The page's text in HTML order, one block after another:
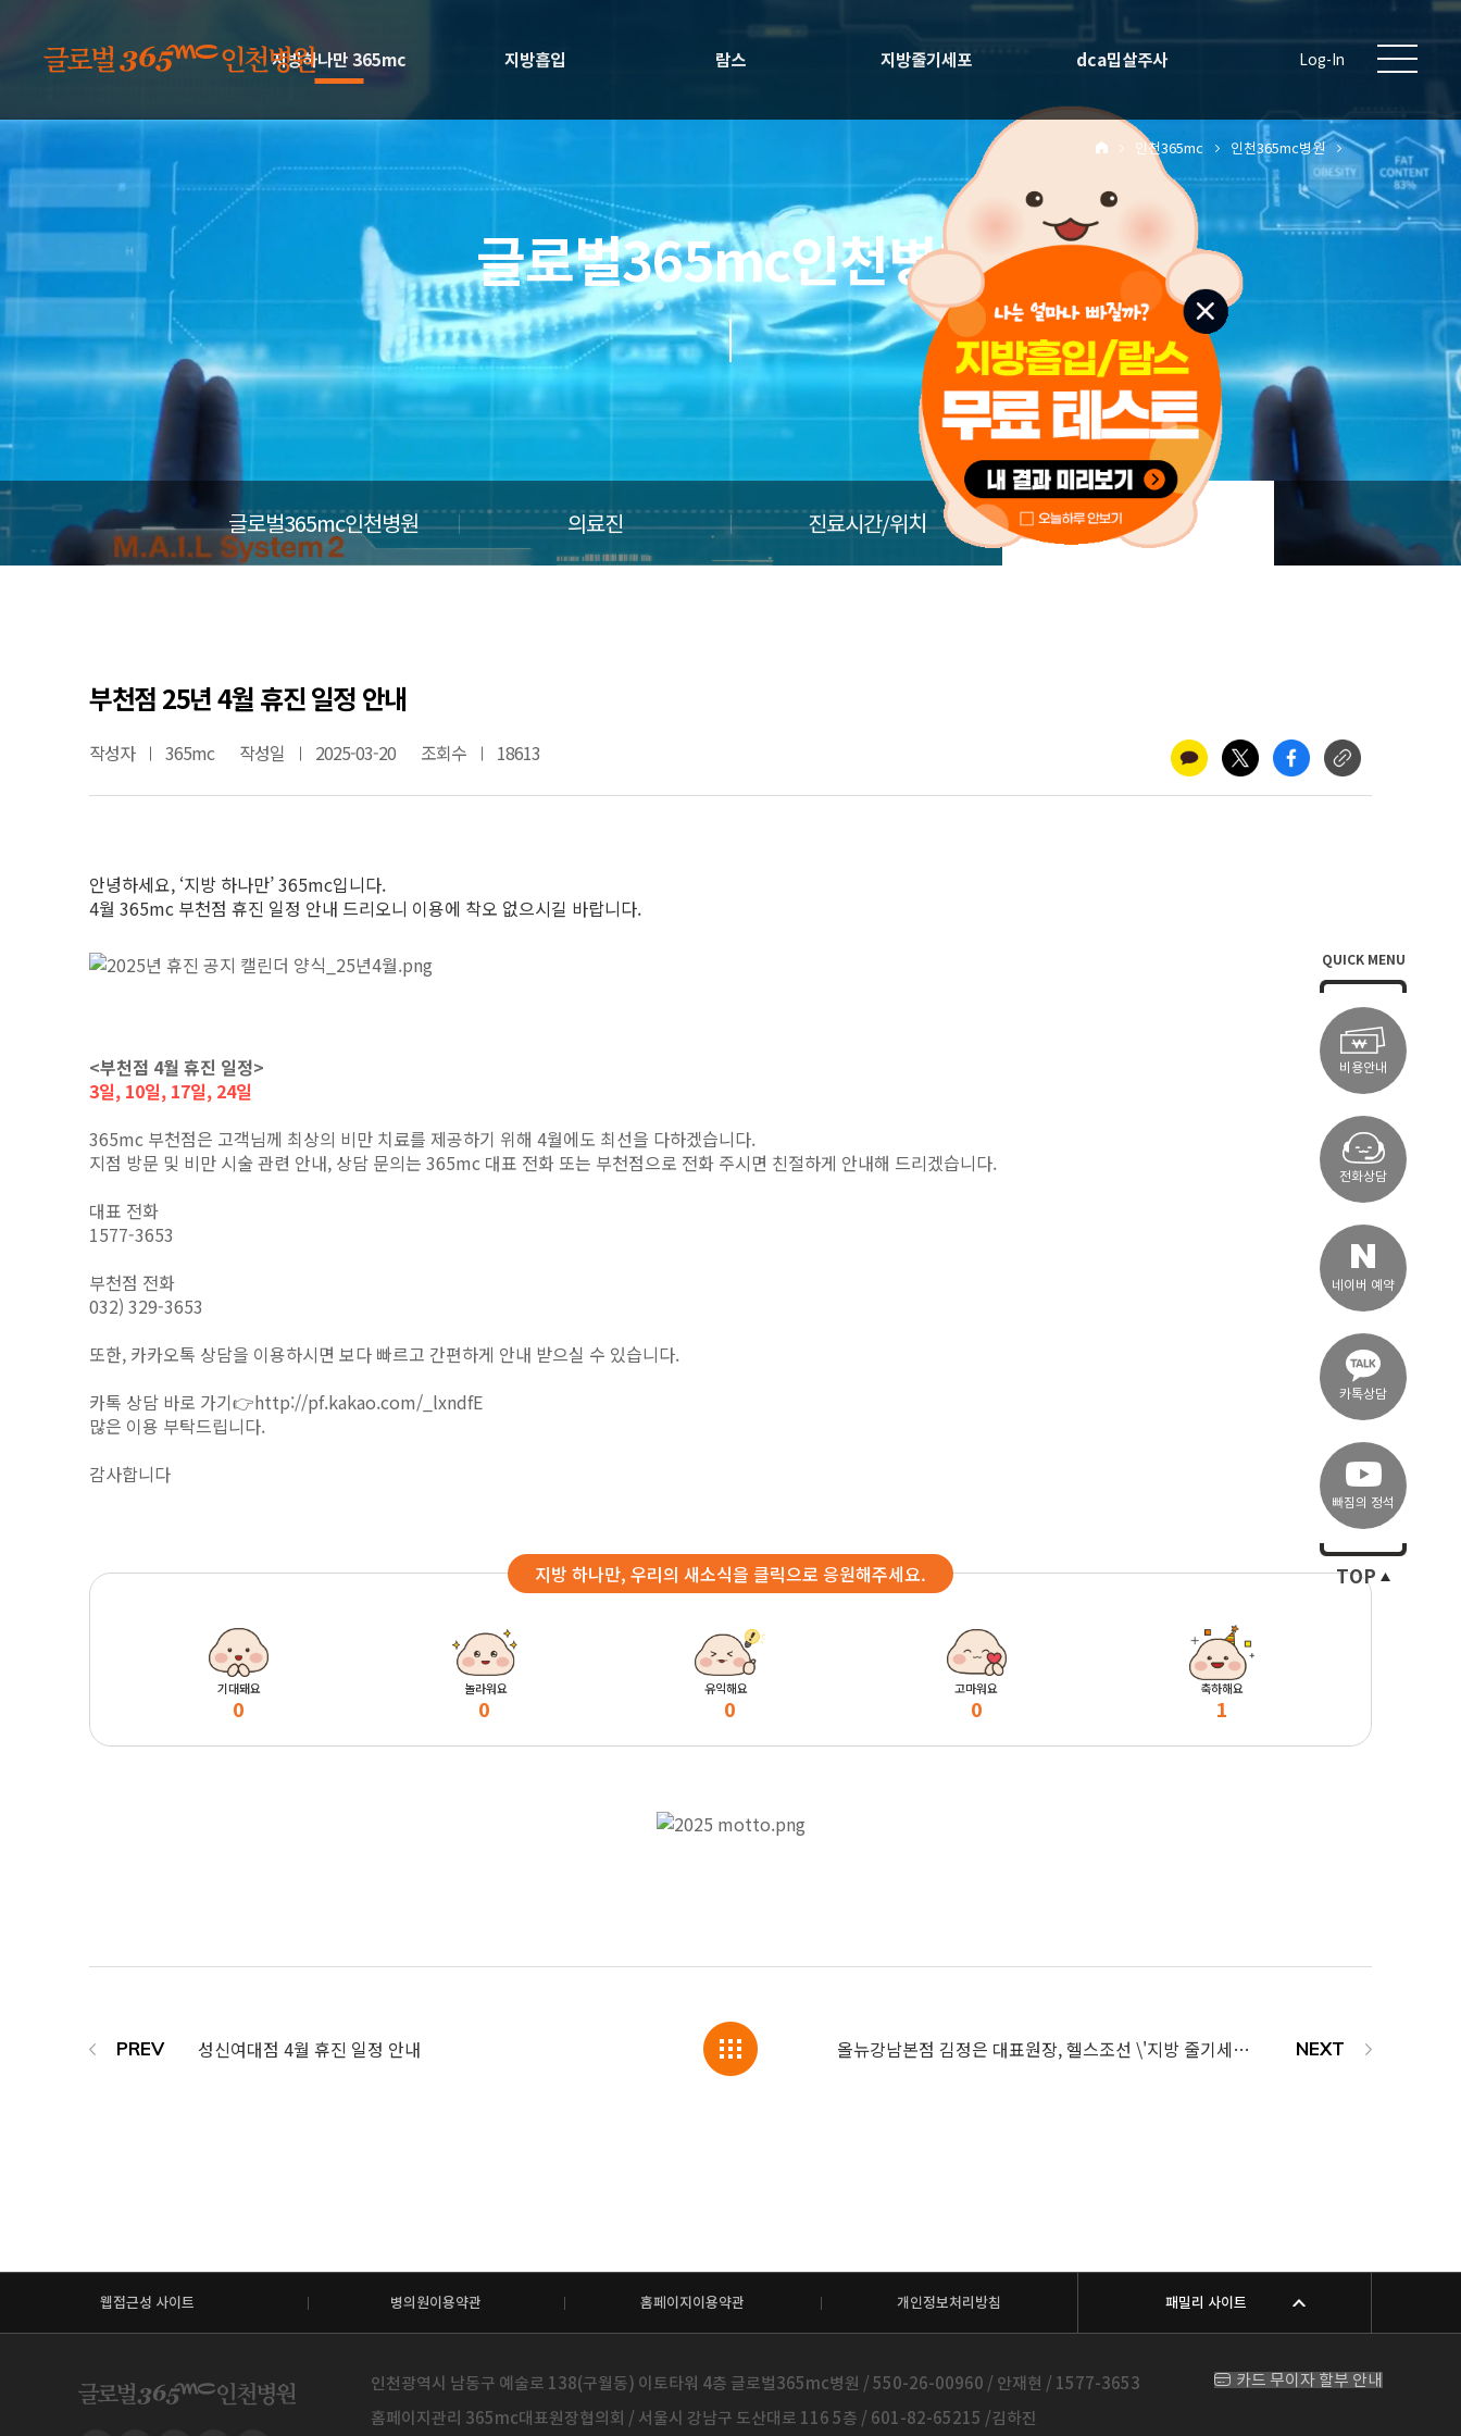
지방하나만 365mc 지방흡입 람스 지방줄기세포 dca밉살주사 Log-In
인천365mc 인천365mc병원
글로벌365mc인천병원
글로벌365mc인천병원 의료진 진료시간/위치 새소식
부천점 25년 4월 휴진 일정 안내
작성자 365mc 작성일 2025-03-20 조회수 18613
안녕하세요, ‘지방 하나만’ 365mc입니다.
4월 365mc 부천점 휴진 일정 안내 드리오니 이용에 착오 없으시길 바랍니다.
<부천점 4월 휴진 일정>
3일, 10일, 17일, 24일
365mc 부천점은 고객님께 최상의 비만 치료를 제공하기 위해 4월에도 최선을 다하겠습니다.
지점 방문 및 비만 시술 관련 안내, 상담 문의는 365mc 대표 전화 또는 부천점으로 전화 주시면 친절하게 안내해 드리겠습니다.
대표 전화
1577-3653
부천점 전화
032) 329-3653
또한, 카카오톡 상담을 이용하시면 보다 빠르고 간편하게 안내 받으실 수 있습니다.
카톡 상담 바로 가기👉http://pf.kakao.com/_lxndfE
많은 이용 부탁드립니다.
감사합니다
지방 하나만, 우리의 새소식을 클릭으로 응원해주세요.
기대돼요
0
놀라워요
0
유익해요
0
고마워요
0
축하해요
1
성신여대점 4월 휴진 일정 안내 올뉴강남본점 김정은 대표원장, 헬스조선 \'지방 줄기세포의 모든 것\' 초청 강연 성료
QUICK MENU
비용안내
전화상담
네이버 예약
카톡상담
빠짐의 정석
TOP
웹접근성 사이트 병의원이용약관 홈페이지이용약관 개인정보처리방침 패밀리 사이트
인천광역시 남동구 예술로 138(구월동) 이토타워 4층 글로벌365mc병원 / 550-26-00960 / 안재현 / 1577-3653
홈페이지관리 365mc대표원장협의회 / 서울시 강남구 도산대로 116 5층 / 601-82-65215 /김하진
카드 무이자 할부 안내